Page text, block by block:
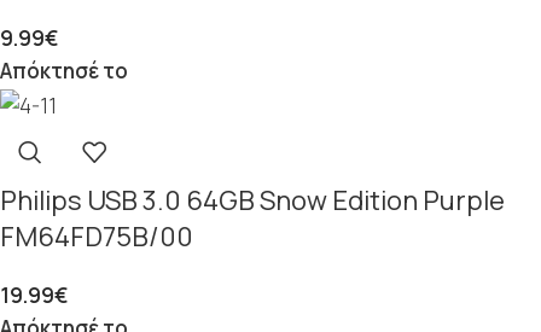
9.99€
Απόκτησέ το
Philips USB 3.0 64GB Snow Edition Purple
FM64FD75B/00
19.99€